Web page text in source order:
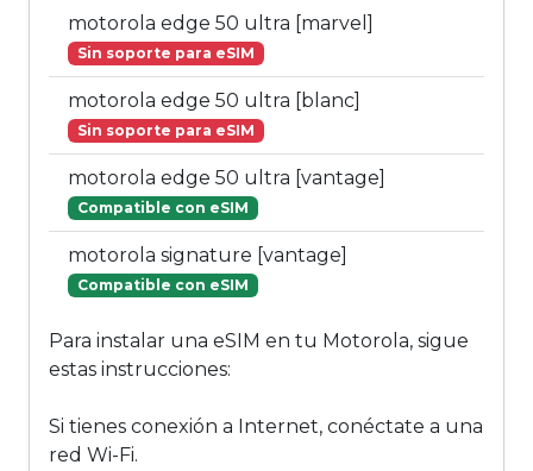
motorola edge 50 ultra [marvel]
Sin soporte para eSIM
motorola edge 50 ultra [blanc]
Sin soporte para eSIM
motorola edge 50 ultra [vantage]
Compatible con eSIM
motorola signature [vantage]
Compatible con eSIM
Para instalar una eSIM en tu Motorola, sigue
estas instrucciones:
Si tienes conexión a Internet, conéctate a una
red Wi-Fi.